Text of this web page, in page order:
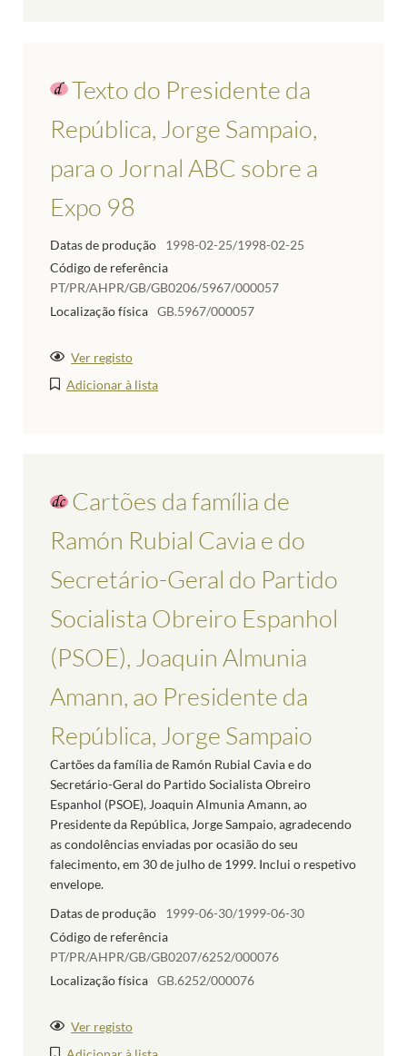
Texto do Presidente da
República, Jorge Sampaio,
para o Jornal ABC sobre a
Expo 98
Datas de produção
1998-02-25/1998-02-25
Código de referência
PT/PR/AHPR/GB/GB0206/5967/000057
Localização física GB.5967/000057
Ver registo
Adicionar à lista
Cartões da família de
Ramón Rubial Cavia e do
Secretário-Geral do Partido
Socialista Obreiro Espanhol
(PSOE), Joaquin Almunia
Amann, ao Presidente da
República, Jorge Sampaio
Cartões da família de Ramón Rubial Cavia e do
Secretário-Geral do Partido Socialista Obreiro
Espanhol (PSOE), Joaquin Almunia Amann, ao
Presidente da República, Jorge Sampaio, agradecendo
as condolências enviadas por ocasião do seu
falecimento, em 30 de julho de 1999. Inclui o respetivo
envelope.
Datas de produção
1999-06-30/1999-06-30
Código de referência
PT/PR/AHPR/GB/GB0207/6252/000076
Localização física GB.6252/000076
Ver registo